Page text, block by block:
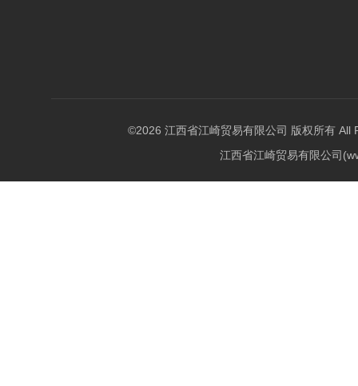
©2026 江西省江崎贸易有限公司 版权所有 All
江西省江崎贸易有限公司